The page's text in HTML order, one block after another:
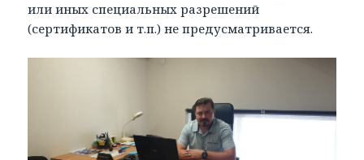
или иных специальных разрешений
(сертификатов и т.п.) не предусматривается.